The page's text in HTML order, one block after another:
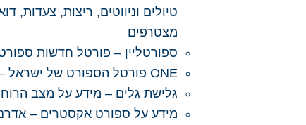
טיולים וניווטים, ריצות, צעדות,
מצטרפים
ספורטליין – פורטל חדשות
ONE פורטל הספורט של ישראל –
גלישת גלים – מידע על מצב הרוח,
מידע על ספורט אקסטרים –